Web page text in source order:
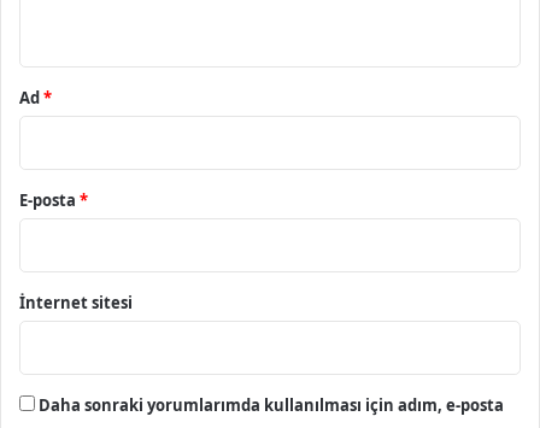
Ad*
E-posta *
İnternet sitesi
Daha sonraki yorumlarımda kullanılması için adım, e-posta